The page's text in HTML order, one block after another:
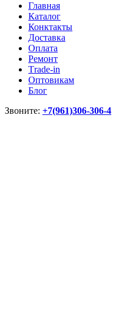
Главная
Каталог
Конктакты
Доставка
Оплата
Ремонт
Тrade-in
Оптовикам
Блог
Звоните: +7(961)306-306-4